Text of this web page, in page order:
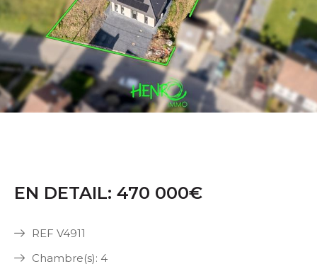
EN DETAIL: 470 000€
REF V4911
Chambre(s): 4